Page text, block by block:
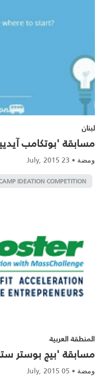
لبنان
مسابقة 'بوتكامب
ومضة •
23 July, 2015
IDEATION COMPETITION
المنطقة العربية
مسابقة 'بيج بوستر
ومضة •
05 July, 2015